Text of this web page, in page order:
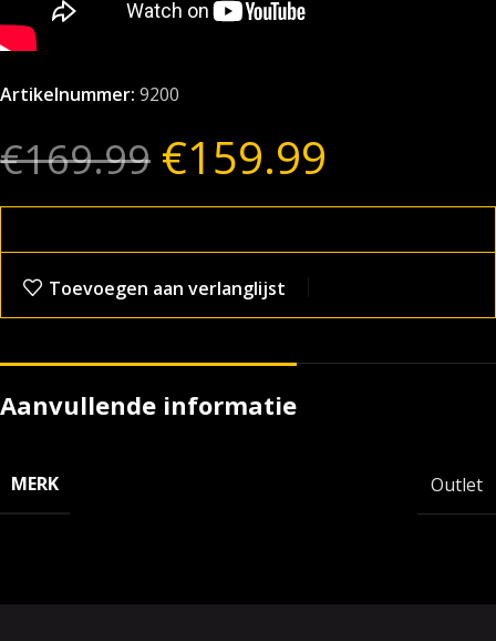
Artikelnummer: 9200
€169.99 €159.99
Toevoegen aan verlanglijst
Aanvullende informatie
MERK Outlet